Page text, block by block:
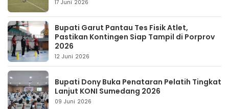
17 Juni 2026
Bupati Garut Pantau Tes Fisik Atlet,
Pastikan Kontingen Siap Tampil di Porprov
2026
12 Juni 2026
Bupati Dony Buka Penataran Pelatih Tingkat
Lanjut KONI Sumedang 2026
09 Juni 2026